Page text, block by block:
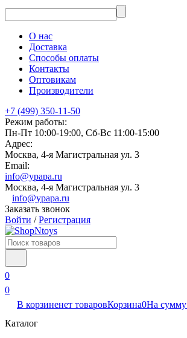
О нас
Доставка
Способы оплаты
Контакты
Оптовикам
Производители
+7 (499) 350-11-50
Режим работы:
Пн-Пт 10:00-19:00, Сб-Вс 11:00-15:00
Адрес:
Москва, 4-я Магистральная ул. 3
Email:
info@ypapa.ru
Москва, 4-я Магистральная ул. 3
info@ypapa.ru
Заказать звонок
Войти /Регистрация
0
0
В корзиненет товаровКорзина0На сумму
Каталог